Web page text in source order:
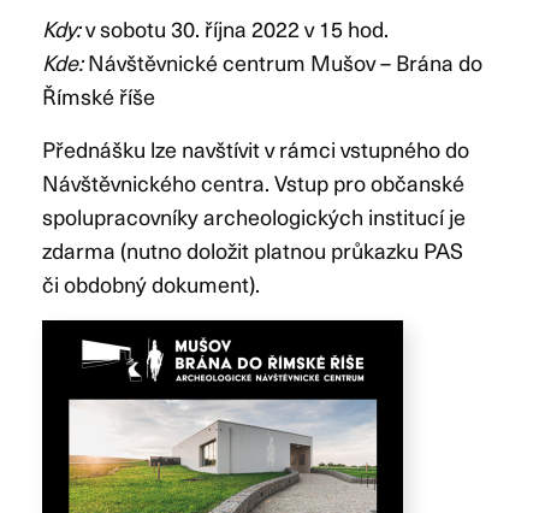
Kdy:v sobotu 30. října 2022 v 15 hod.
Kde:Návštěvnické centrum Mušov – Brána do
Římské říše
Přednášku lze navštívit v rámci vstupného do
Návštěvnického centra. Vstup pro občanské
spolupracovníky archeologických institucí je
zdarma (nutno doložit platnou průkazku PAS
či obdobný dokument).